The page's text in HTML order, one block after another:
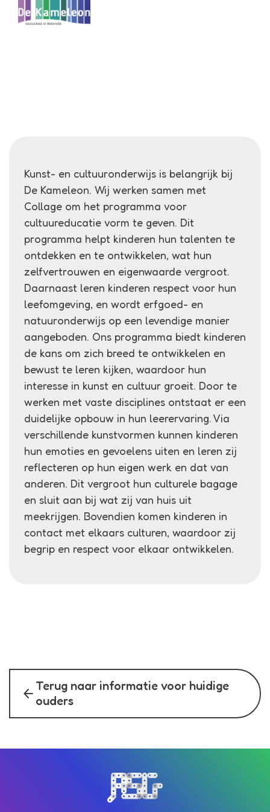
Kameleon
Kunst- en cultuuronderwijs is belangrijk bij
De Kameleon. Wij werken samen met
Collage om het programma voor
cultuureducatie vorm te geven. Dit
programma helpt kinderen hun talenten te
ontdekken en te ontwikkelen, wat hun
zelfvertrouwen en eigenwaarde vergroot.
Daarnaast leren kinderen respect voor hun
leefomgeving, en wordt erfgoed- en
natuuronderwijs op een levendige manier
aangeboden. Ons programma biedt kinderen
de kans om zich breed te ontwikkelen en
bewust te leren kijken, waardoor hun
interesse in kunst en cultuur groeit. Door te
werken met vaste disciplines ontstaat er een
duidelijke opbouw in hun leerervaring. Via
verschillende kunstvormen kunnen kinderen
hun emoties en gevoelens uiten en leren zij
reflecteren op hun eigen werk en dat van
anderen. Dit vergroot hun culturele bagage
en sluit aan bij wat zij van huis uit
meekrijgen. Bovendien komen kinderen in
contact met elkaars culturen, waardoor zij
begrip en respect voor elkaar ontwikkelen.
arrow_back Terug naar informatie voor huidige
ouders
Bezoek de homepagina van de